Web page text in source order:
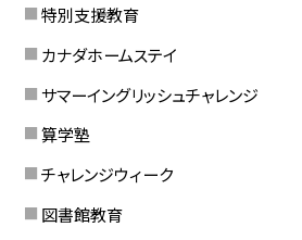
特別支援教育
カナダホームステイ
サマーイングリッシュチャレンジ
算学塾
チャレンジウィーク
図書館教育